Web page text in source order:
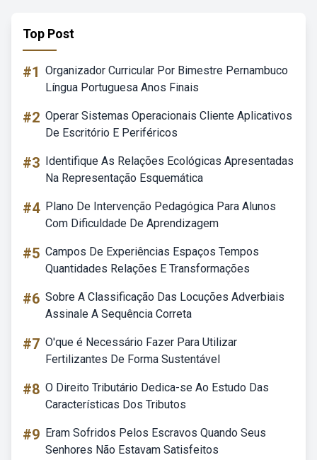
Top Post
#1 Organizador Curricular Por Bimestre Pernambuco
Língua Portuguesa Anos Finais
#2 Operar Sistemas Operacionais Cliente Aplicativos
De Escritório E Periféricos
#3 Identifique As Relações Ecológicas Apresentadas
Na Representação Esquemática
#4 Plano De Intervenção Pedagógica Para Alunos
Com Dificuldade De Aprendizagem
#5 Campos De Experiências Espaços Tempos
Quantidades Relações E Transformações
#6 Sobre A Classificação Das Locuções Adverbiais
Assinale A Sequência Correta
#7 O'que é Necessário Fazer Para Utilizar
Fertilizantes De Forma Sustentável
#8 O Direito Tributário Dedica-se Ao Estudo Das
Características Dos Tributos
#9 Eram Sofridos Pelos Escravos Quando Seus
Senhores Não Estavam Satisfeitos